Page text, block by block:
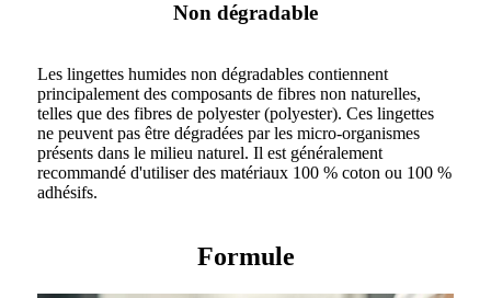
Non dégradable
Les lingettes humides non dégradables contiennent
principalement des composants de fibres non naturelles,
telles que des fibres de polyester (polyester). Ces lingettes
ne peuvent pas être dégradées par les micro-organismes
présents dans le milieu naturel. Il est généralement
recommandé d'utiliser des matériaux 100 % coton ou 100 %
adhésifs.
Formule